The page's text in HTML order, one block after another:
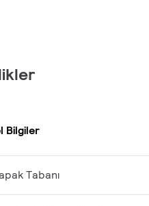
Bilgiler
Tabanı